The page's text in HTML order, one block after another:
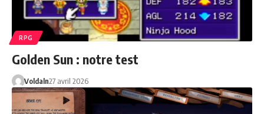
RPG
Golden Sun : notre test
Voldaln27 avril 2026